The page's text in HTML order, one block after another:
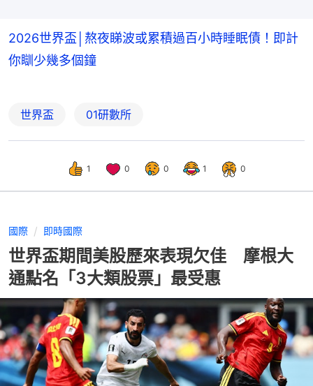
2026世界盃│熬夜睇波或累積過百小時睡眠債！即計
你瞓少幾多個鐘
世界盃 01研數所
1 0 0 1 0
國際 即時國際
世界盃期間美股歷來表現欠佳 摩根大
通點名「3大類股票」最受惠